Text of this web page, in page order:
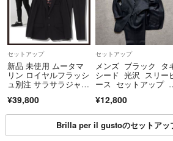
セットアップ
新品 未使用 ムータマ
リン ロイヤルフラッシ
ュ別注 サラサラジャケ
ップ ブラックL【mut
¥39,800
セットアップ
メンズ ブラック タ
シード 光沢 スリー
ース セットアップ
¥12,800
Brilla per il gustoのセットアッ